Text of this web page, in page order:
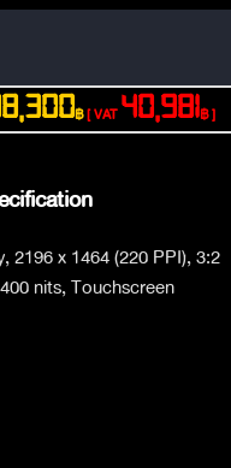
฿[ VAT40,981฿ ]
x 1464 (220 PPI), 3:2
nits, Touchscreen